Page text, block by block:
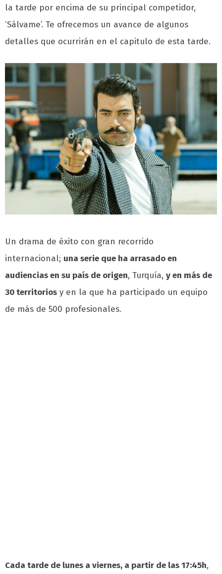
la tarde por encima de su principal competidor,
‘Sálvame’. Te ofrecemos un avance de algunos
detalles que ocurrirán en el capitulo de esta tarde.
Un drama de éxito con gran recorrido
internacional; una serie que ha arrasado en
audiencias en su país de origen, Turquía, y en más de
30 territorios y en la que ha participado un equipo
de más de 500 profesionales.
Cada tarde de lunes a viernes, a partir de las 17:45h,